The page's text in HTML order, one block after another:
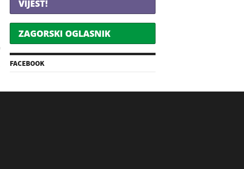
VIJEST!
ZAGORSKI OGLASNIK
FACEBOOK